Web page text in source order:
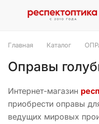
Главная Каталог
Оправы
Интернет-магазин
приобрести оправы
ведущих мировых